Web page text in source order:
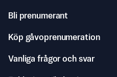
Bli prenumerant
Köp gåvoprenumeration
Vanliga frågor och svar